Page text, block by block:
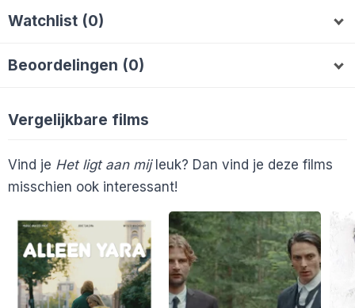
Watchlist (0)
Beoordelingen (0)
Vergelijkbare films
Vind je Het ligt aan mijleuk? Dan vind je deze films
misschien ook interessant!